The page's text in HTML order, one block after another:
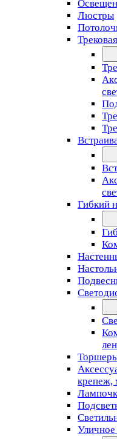
Люстры
Гибкий
крепеж,